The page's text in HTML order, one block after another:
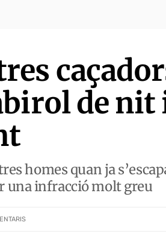
de nit
homes quan ja
una infracció molt greu